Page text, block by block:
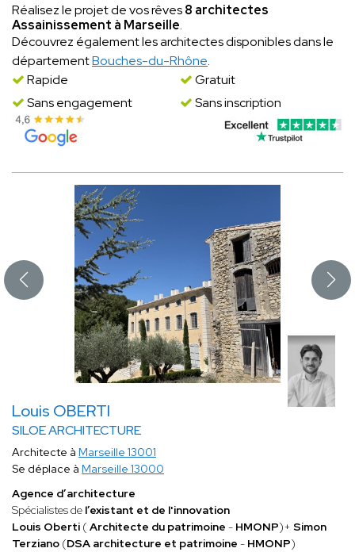
Réalisez le projet de vos rêves8 architectes
Assainissement à Marseille.
Découvrez également les architectes disponibles dans le
départementBouches-du-Rhône.
Rapide
Gratuit
Sans engagement
Sans inscription
Louis OBERTI
SILOE ARCHITECTURE
Architecte à Marseille 13001
Se déplace à Marseille 13000
Agence d’architecture
Spécialistes de l’existant et de l'innovation
Louis Oberti ( Architecte du patrimoine - HMONP)+ Simon
Terziano (DSA architecture et patrimoine - HMONP)